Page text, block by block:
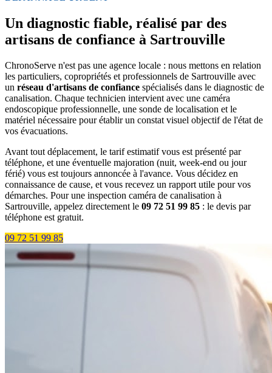
Un diagnostic fiable, réalisé par des
artisans de confiance à Sartrouville
ChronoServe n'est pas une agence locale : nous mettons en relation
les particuliers, copropriétés et professionnels de Sartrouville avec
un réseau d'artisans de confiance spécialisés dans le diagnostic de
canalisation. Chaque technicien intervient avec une caméra
endoscopique professionnelle, une sonde de localisation et le
matériel nécessaire pour établir un constat visuel objectif de l'état de
vos évacuations.
Avant tout déplacement, le tarif estimatif vous est présenté par
téléphone, et une éventuelle majoration (nuit, week-end ou jour
férié) vous est toujours annoncée à l'avance. Vous décidez en
connaissance de cause, et vous recevez un rapport utile pour vos
démarches. Pour une inspection caméra de canalisation à
Sartrouville, appelez directement le 09 72 51 99 85 : le devis par
téléphone est gratuit.
09 72 51 99 85